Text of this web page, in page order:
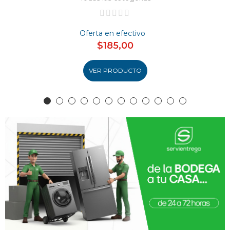
Oferta en efectivo
$185,00
VER PRODUCTO